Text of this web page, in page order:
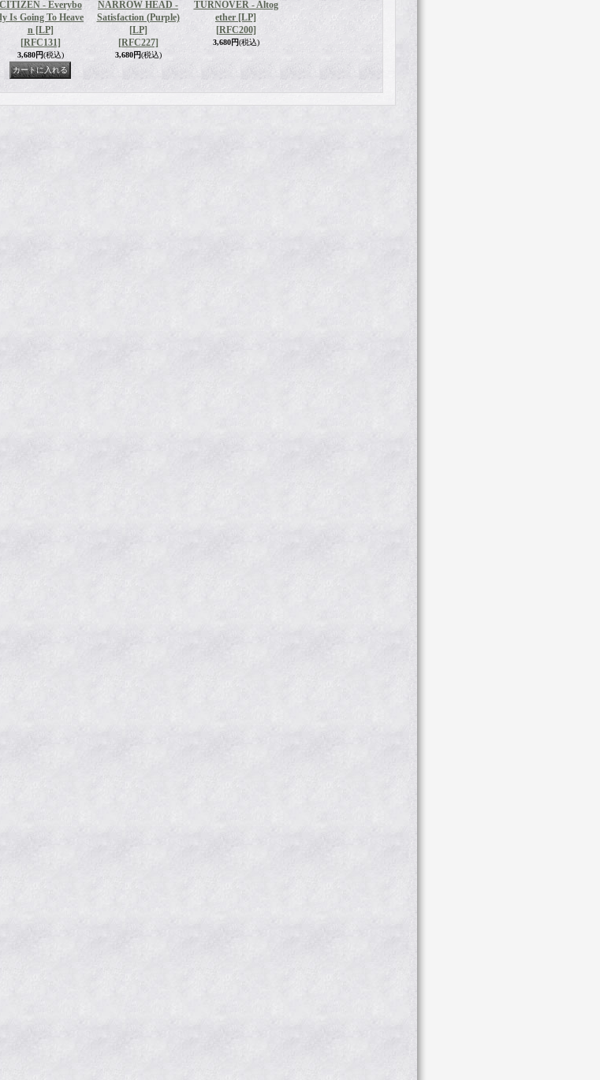
CITIZEN - Everybo
Is Going To Heave
n [LP]
[RFC131]
3,680円(税込)
NARROW HEAD -
Satisfaction (Purple)
[LP]
[RFC227]
3,680円(税込)
TURNOVER - Altog
ether [LP]
[RFC200]
3,680円(税込)